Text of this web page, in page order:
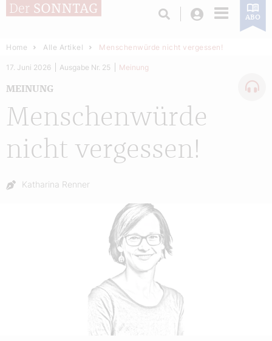
Login ABO
Home Alle Artikel Menschenwürde nicht vergessen!
Menschenwürde
nicht vergessen!
MEINUNG
17. Juni 2026 Ausgabe Nr. 25 Meinung
Autor:
Katharina Renner